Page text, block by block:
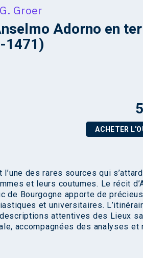
G. Groer
Adorno en
1471)
ACHETER
des rares sources qui
et leurs coutumes. Le récit
de Bourgogne apporte de
et universitaires.
attentives des Lieux
accompagnées des analyses et